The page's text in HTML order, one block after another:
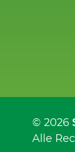
© 2026
Alle